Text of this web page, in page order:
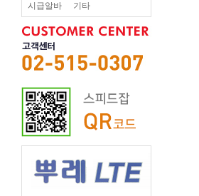
시급알바 기타